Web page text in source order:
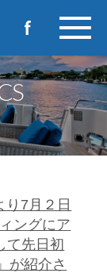
り7月２日
ングにア
て先日初
が紹介さ